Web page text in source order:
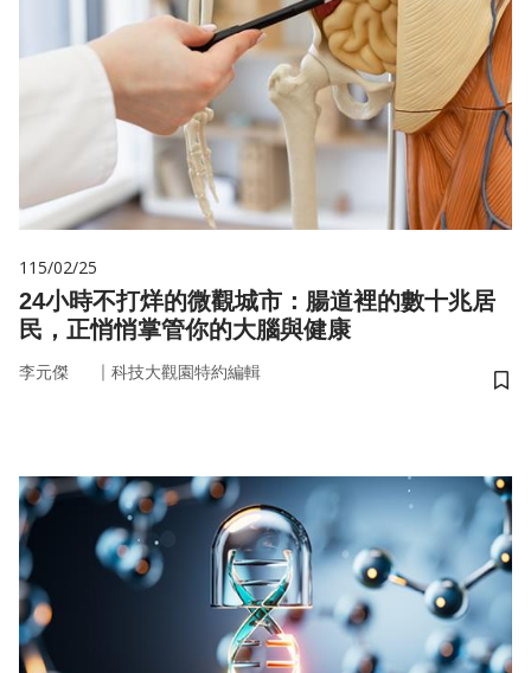
115/02/25
24小時不打烊的微觀城市：腸道裡的數十兆居
民，正悄悄掌管你的大腦與健康
李元傑 ｜ 科技大觀園特約編輯
儲